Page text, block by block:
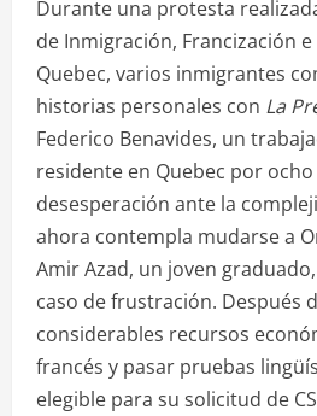
Durante una protesta
de Inmigración, Francización
Quebec, varios inmigrantes
historias personales con La
Federico Benavides, un
residente en Quebec por
desesperación ante la
ahora contempla mudarse a
Amir Azad, un joven
caso de frustración. Después
considerables recursos
francés y pasar pruebas
elegible para su solicitud de